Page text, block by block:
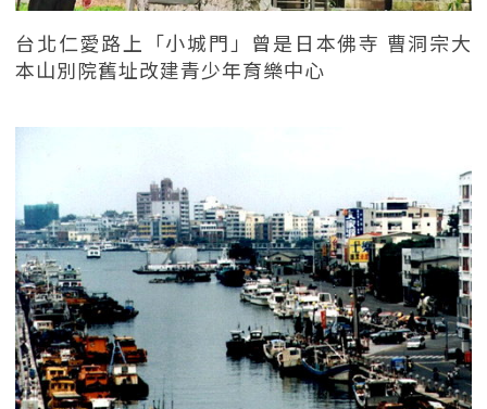
台北仁愛路上「小城門」曾是日本佛寺 曹洞宗大
本山別院舊址改建青少年育樂中心